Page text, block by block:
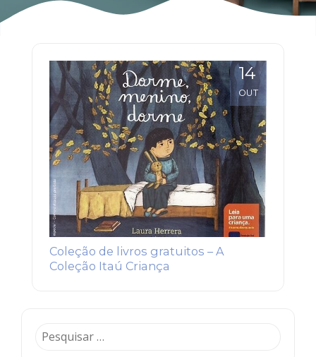
14
OUT
Coleção de livros gratuitos – A
Coleção Itaú Criança
Pesquisar